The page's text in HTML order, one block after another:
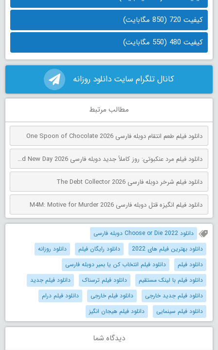
کیفیت 720 (850 مگابایت)
کیفیت 480 (550 مگابایت)
کانال تلگرام سایت دانلود روزانه
مطالب مرتبط
دانلود فیلم طعم انتقام دوبله فارسی One Spoon of Chocolate 2026
دانلود فیلم مرد عنکبوتی: روز کاملاً جدید دوبله فارسی Spider-Man: Brand New Day 2026
دانلود فیلم شرخر دوبله فارسی The Debt Collector 2026
دانلود فیلم انگیزه قتل دوبله فارسی M4M: Motive for Murder 2026
دانلود Choose or Die 2022 دوبله فارسی
دانلود بهترین فیلم های 2022
دانلود رایگان فیلم
دانلود روزانه
دانلود فیلم
دانلود فیلم انتخاب کن یا بمیر دوبله فارسی
دانلود فیلم با لینک مستقیم
دانلود فیلم ترسناک
دانلود فیلم جدید
دانلود فیلم جدید خارجی
دانلود فیلم خارجی
دانلود فیلم درام
دانلود فیلم سینمایی
دانلود فیلم هیجان انگیز
دیدگاه شما